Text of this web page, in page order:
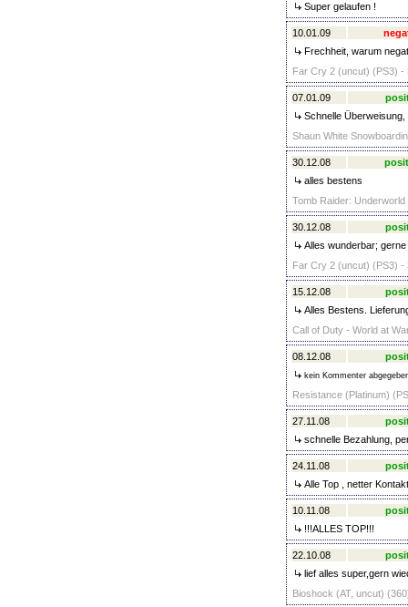
Super gelaufen !
10.01.09
Frechheit, warum
Far Cry 2 (uncut) (PS3) -
07.01.09
Schnelle
Shaun White
30.12.08
alles bestens
Tomb Raider:
30.12.08
Alles wunderbar;
Far Cry 2 (uncut) (PS3) -
15.12.08
Alles Bestens.
Call of Duty - World at
08.12.08
kein Kommenter
Resistance (Platinum)
27.11.08
schnelle Bezahlung,
24.11.08
Alle Top , netter
10.11.08
!!!ALLES TOP!!!
22.10.08
lief alles super,gern
Bioshock (AT, uncut)